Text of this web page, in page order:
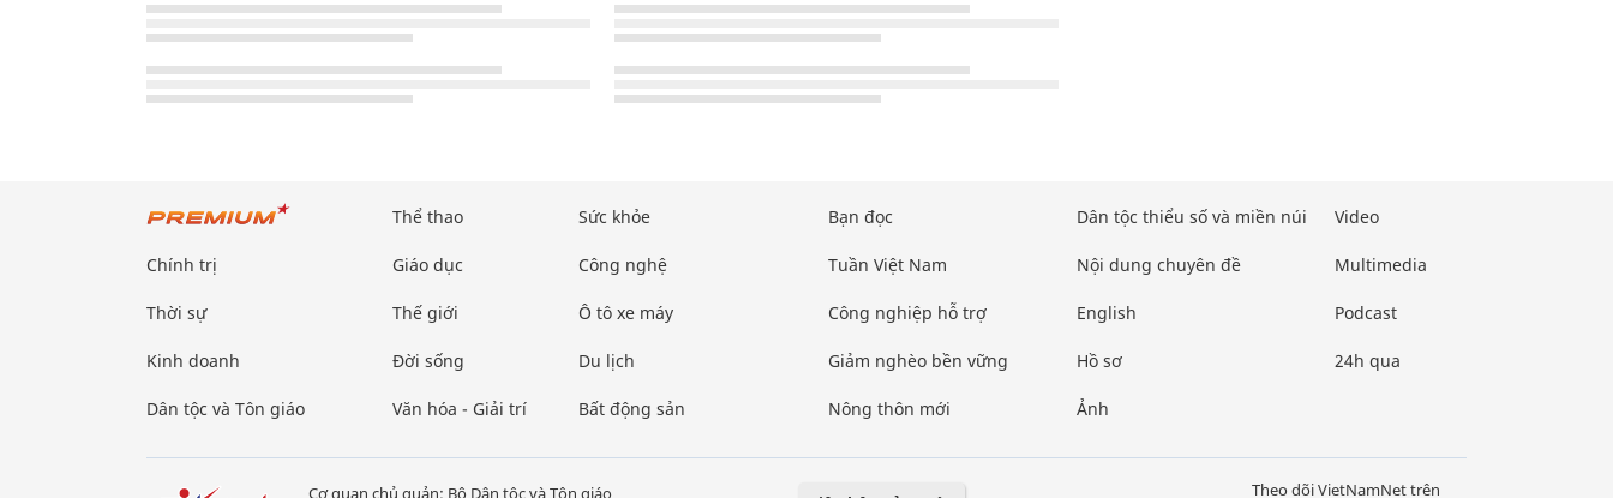
Chính trị
Thời sự
Kinh doanh
Dân tộc và Tôn giáo
Thể thao
Giáo dục
Thế giới
Đời sống
Văn hóa - Giải trí
Sức khỏe
Công nghệ
Ô tô xe máy
Du lịch
Bất động sản
Bạn đọc
Tuần Việt Nam
Công nghiệp hỗ trợ
Giảm nghèo bền vững
Nông thôn mới
Dân tộc thiểu số và miền núi
Nội dung chuyên đề
English
Hồ sơ
Ảnh
Video
Multimedia
Podcast
24h qua
Cơ quan chủ quản: Bộ Dân tộc và Tôn giáo Theo dõi VietNamNet trên